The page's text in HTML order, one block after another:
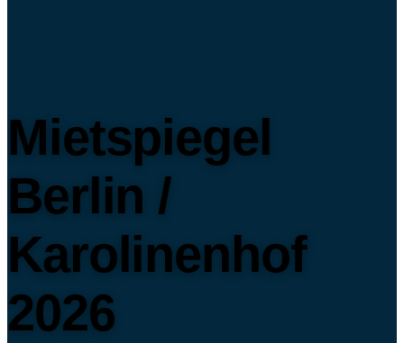
Mietspiegel
Berlin /
Karolinenhof
2026